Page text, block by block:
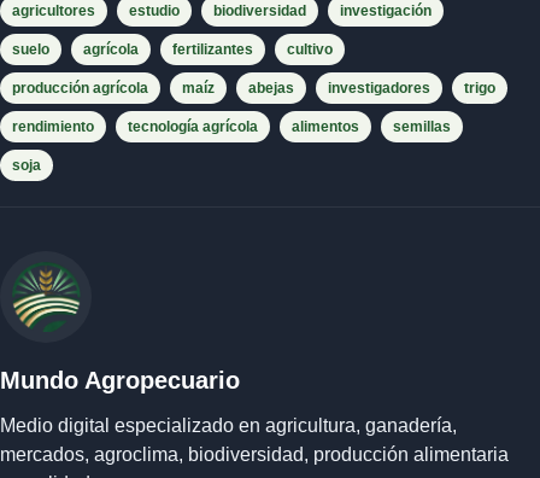
agricultores estudio biodiversidad investigación
suelo agrícola fertilizantes cultivo
producción agrícola maíz abejas investigadores trigo
rendimiento tecnología agrícola alimentos semillas
soja
Mundo Agropecuario
Medio digital especializado en agricultura, ganadería,
mercados, agroclima, biodiversidad, producción alimentaria